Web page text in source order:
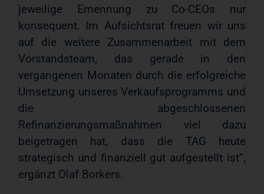
jeweilige Ernennung zu Co-CEOs nur
konsequent. Im Aufsichtsrat freuen wir uns
auf die weitere Zusammenarbeit mit dem
Vorstandsteam, das gerade in den
vergangenen Monaten durch die erfolgreiche
Umsetzung unseres Verkaufsprogramms und
die abgeschlossenen
Refinanzierungsmaßnahmen viel dazu
beigetragen hat, dass die TAG heute
strategisch und finanziell gut aufgestellt ist“,
ergänzt Olaf Borkers.